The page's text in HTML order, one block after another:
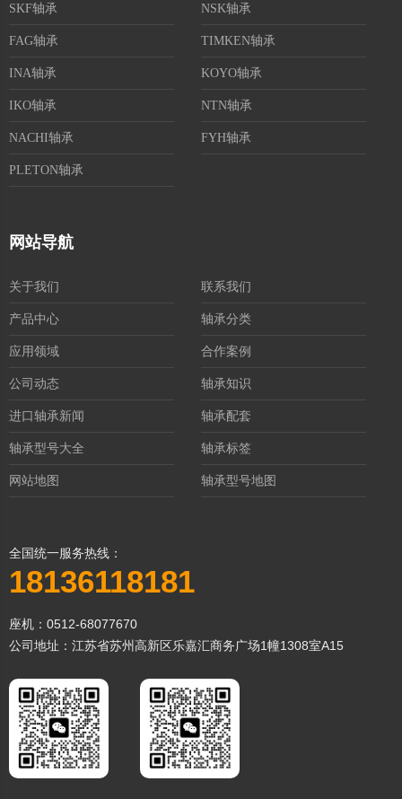
SKF轴承 NSK轴承
FAG轴承 TIMKEN轴承
INA轴承 KOYO轴承
IKO轴承 NTN轴承
NACHI轴承 FYH轴承
PLETON轴承
网站导航
关于我们 联系我们
产品中心 轴承分类
应用领域 合作案例
公司动态 轴承知识
进口轴承新闻 轴承配套
轴承型号大全 轴承标签
网站地图 轴承型号地图
全国统一服务热线：
18136118181
座机：0512-68077670
公司地址：江苏省苏州高新区乐嘉汇商务广场1幢1308室A15